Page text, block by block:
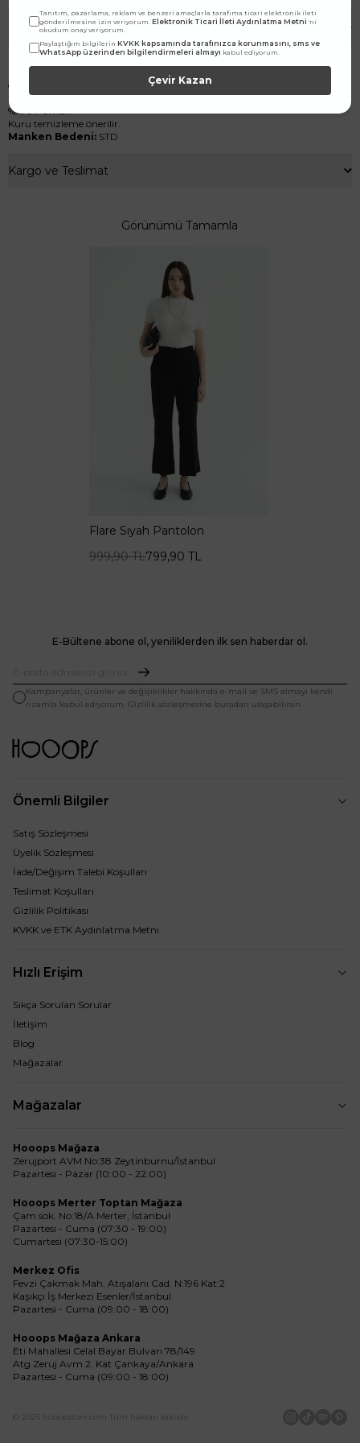
Ürün Özellikleri
NAKIŞ DETAYLI TAK ÇIKAR KIRIK BEYAZ YAKA ÖZELLİKLERİ
Pamuklu kumaştan üretilmiş, bisiklet yaka bağlamalı, nakış işlemeli tak
çıkar yaka.
İÇERİĞİ VE YIKANMASI
%100 Pamuk
Kuru temizleme önerilir.
Manken Bedeni: STD
Kargo ve Teslimat
Görünümü Tamamla
Flare Siyah Pantolon
999,90TL799,90 TL
E-Bültene abone ol, yeniliklerden ilk sen haberdar ol.
Kampanyalar, ürünler ve değişiklikler hakkında e-mail ve SMS almayı kendi
rızamla kabul ediyorum. Gizlilik sözleşmesine buradan ulaşabilirsin.
Önemli Bilgiler
Satış Sözleşmesi
Üyelik Sözleşmesi
İade/Değişim Talebi Koşulları
Teslimat Koşulları
Gizlilik Politikası
KVKK ve ETK Aydınlatma Metni
Hızlı Erişim
Sıkça Sorulan Sorular
İletişim
Blog
Mağazalar
Mağazalar
Hooops Mağaza
Zerujport AVM No:38 Zeytinburnu/İstanbul
Pazartesi - Pazar (10:00 - 22:00)
Hooops Merter Toptan Mağaza
Çam sok. No:18/A Merter, İstanbul
Pazartesi - Cuma (07:30 - 19:00)
Cumartesi (07:30-15:00)
Merkez Ofis
Fevzi Çakmak Mah. Atışalanı Cad. N:196 Kat:2
Kaşıkçı İş Merkezi Esenler/İstanbul
Pazartesi - Cuma (09:00 - 18:00)
Hooops Mağaza Ankara
Eti Mahallesi Celal Bayar Bulvarı 78/149
Atg Zeruj Avm 2. Kat Çankaya/Ankara
Pazartesi - Cuma (09:00 - 18:00)
© 2025 hooopstore.com Tüm hakları saklıdır.
Tanıtım, pazarlama, reklam ve benzeri amaçlarla tarafıma ticari elektronik ileti
gönderilmesine izin veriyorum.Elektronik Ticari İleti Aydınlatma Metni 'ni
okudum onay veriyorum.
Paylaştığım bilgilerinKVKK kapsamında tarafınızca korunmasını, sms ve
WhatsApp üzerinden bilgilendirmeleri almayı kabul ediyorum.
Çevir Kazan